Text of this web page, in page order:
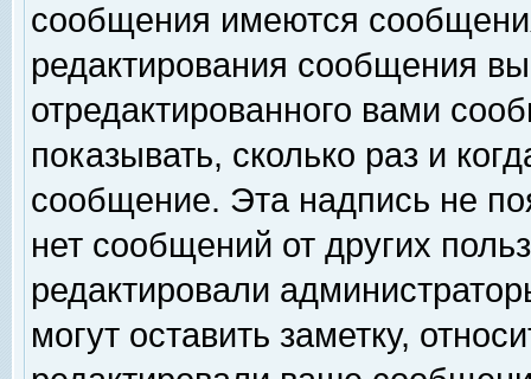
сообщения имеются
редактирования сообщения
отредактированного вами
показывать, сколько раз и
сообщение. Эта надпись не
нет сообщений от других
редактировали
могут оставить заметку,